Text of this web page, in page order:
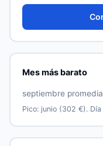
Mes más barato
septiembre
Pico: junio (302 €).